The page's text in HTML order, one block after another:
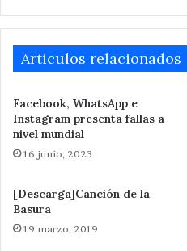
Articulos relacionados
Facebook, WhatsApp e
Instagram presenta fallas a
nivel mundial
16 junio, 2023
[Descarga]Canción de la
Basura
19 marzo, 2019